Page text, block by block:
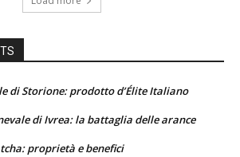
di Storione: prodotto d’Élite Italiano
di Ivrea: la battaglia delle arance
proprietà e benefici